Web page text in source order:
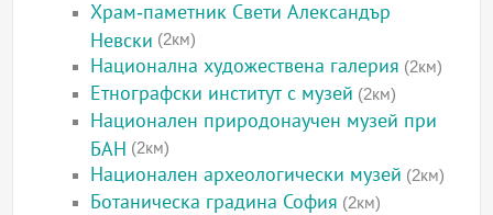
Храм-паметник Свети Александър
Невски (2км)
Национална художествена галерия (2км)
Етнографски институт с музей (2км)
Национален природонаучен музей при
БАН (2км)
Национален археологически музей (2км)
Ботаническа градина София (2км)